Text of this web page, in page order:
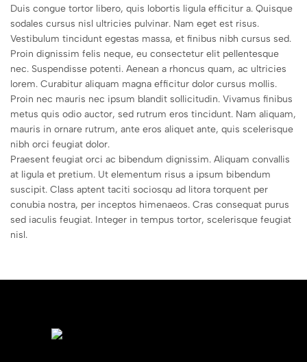
Duis congue tortor libero, quis lobortis ligula efficitur a. Quisque
sodales cursus nisl ultricies pulvinar. Nam eget est risus.
Vestibulum tincidunt egestas massa, et finibus nibh cursus sed.
Proin dignissim felis neque, eu consectetur elit pellentesque
nec. Suspendisse potenti. Aenean a rhoncus quam, ac ultricies
lorem. Curabitur aliquam magna efficitur dolor cursus mollis.
Proin nec mauris nec ipsum blandit sollicitudin. Vivamus finibus
metus quis odio auctor, sed rutrum eros tincidunt. Nam aliquam,
mauris in ornare rutrum, ante eros aliquet ante, quis scelerisque
nibh orci feugiat dolor.
Praesent feugiat orci ac bibendum dignissim. Aliquam convallis
at ligula et pretium. Ut elementum risus a ipsum bibendum
suscipit. Class aptent taciti sociosqu ad litora torquent per
conubia nostra, per inceptos himenaeos. Cras consequat purus
sed iaculis feugiat. Integer in tempus tortor, scelerisque feugiat
nisl.